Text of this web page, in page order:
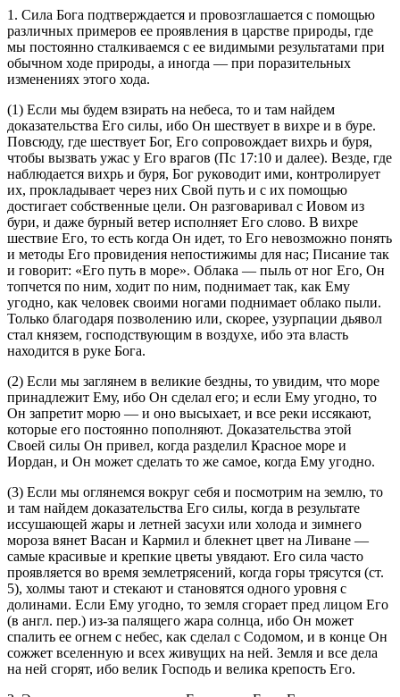
1. Сила Бога подтверждается и провозглашается с помощью
различных примеров ее проявления в царстве природы, где
мы постоянно сталкиваемся с ее видимыми результатами при
обычном ходе природы, а иногда — при поразительных
изменениях этого хода.
(1) Если мы будем взирать на небеса, то и там найдем
доказательства Его силы, ибо Он шествует в вихре и в буре.
Повсюду, где шествует Бог, Его сопровождает вихрь и буря,
чтобы вызвать ужас у Его врагов (Пс 17:10 и далее). Везде, где
наблюдается вихрь и буря, Бог руководит ими, контролирует
их, прокладывает через них Свой путь и с их помощью
достигает собственные цели. Он разговаривал с Иовом из
бури, и даже бурный ветер исполняет Его слово. В вихре
шествие Его, то есть когда Он идет, то Его невозможно понять
и методы Его провидения непостижимы для нас; Писание так
и говорит: «Его путь в море». Облака — пыль от ног Его, Он
топчется по ним, ходит по ним, поднимает так, как Ему
угодно, как человек своими ногами поднимает облако пыли.
Только благодаря позволению или, скорее, узурпации дьявол
стал князем, господствующим в воздухе, ибо эта власть
находится в руке Бога.
(2) Если мы заглянем в великие бездны, то увидим, что море
принадлежит Ему, ибо Он сделал его; и если Ему угодно, то
Он запретит морю — и оно высыхает, и все реки иссякают,
которые его постоянно пополняют. Доказательства этой
Своей силы Он привел, когда разделил Красное море и
Иордан, и Он может сделать то же самое, когда Ему угодно.
(3) Если мы оглянемся вокруг себя и посмотрим на землю, то
и там найдем доказательства Его силы, когда в результате
иссушающей жары и летней засухи или холода и зимнего
мороза вянет Васан и Кармил и блекнет цвет на Ливане —
самые красивые и крепкие цветы увядают. Его сила часто
проявляется во время землетрясений, когда горы трясутся (ст.
5), холмы тают и стекают и становятся одного уровня с
долинами. Если Ему угодно, то земля сгорает пред лицом Его
(в англ. пер.) из-за палящего жара солнца, ибо Он может
спалить ее огнем с небес, как сделал с Содомом, и в конце Он
сожжет вселенную и всех живущих на ней. Земля и все дела
на ней сгорят, ибо велик Господь и велика крепость Его.